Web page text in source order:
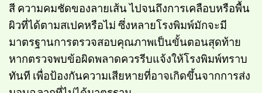
สี ความคมชัดของลายเส้น ไปจนถึงการเคลือบหรือพื้น
ผิวที่ได้ตามสเปคหรือไม่ ซึ่งหลายโรงพิมพ์มักจะมี
มาตรฐานการตรวจสอบคุณภาพเป็นขั้นตอนสุดท้าย
หากตรวจพบข้อผิดพลาดควรรีบแจ้งให้โรงพิมพ์ทราบ
ทันที เพื่อป้องกันความเสียหายที่อาจเกิดขึ้นจากการส่ง